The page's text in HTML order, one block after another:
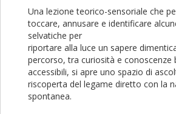
Una lezione teorico-sensoriale che
toccare, annusare e identificare
selvatiche per
riportare alla luce un sapere
percorso, tra curiosità e conoscenze
accessibili, si apre uno spazio di
riscoperta del legame diretto con la
spontanea.